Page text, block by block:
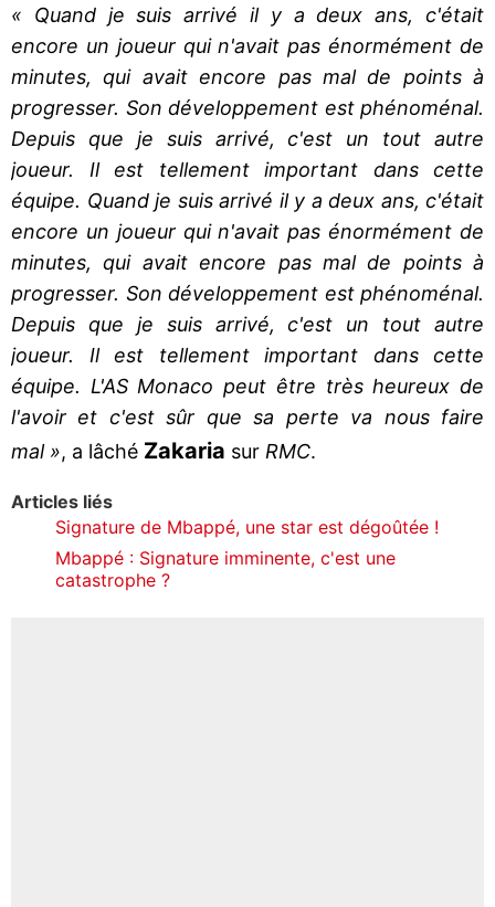
« Quand je suis arrivé il y a deux ans, c'était
encore un joueur qui n'avait pas énormément de
minutes, qui avait encore pas mal de points à
progresser. Son développement est phénoménal.
Depuis que je suis arrivé, c'est un tout autre
joueur. Il est tellement important dans cette
équipe. Quand je suis arrivé il y a deux ans, c'était
encore un joueur qui n'avait pas énormément de
minutes, qui avait encore pas mal de points à
progresser. Son développement est phénoménal.
Depuis que je suis arrivé, c'est un tout autre
joueur. Il est tellement important dans cette
équipe. L'AS Monaco peut être très heureux de
l'avoir et c'est sûr que sa perte va nous faire
mal », a lâché Zakaria sur RMC.
Articles liés
Signature de Mbappé, une star est dégoûtée !
Mbappé : Signature imminente, c'est une
catastrophe ?